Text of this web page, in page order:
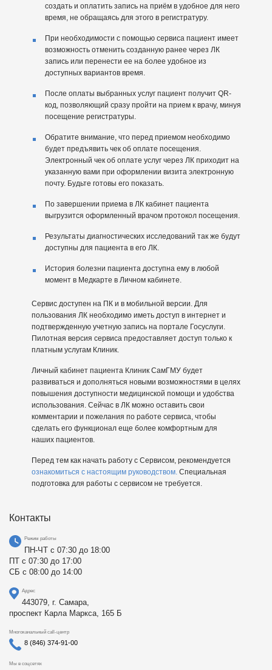
создать и оплатить запись на приём в удобное для него
время, не обращаясь для этого в регистратуру.
При необходимости с помощью сервиса пациент имеет
возможность отменить созданную ранее через ЛК
запись или перенести ее на более удобное из
доступных вариантов время.
После оплаты выбранных услуг пациент получит QR-
код, позволяющий сразу пройти на прием к врачу, минуя
посещение регистратуры.
Обратите внимание, что перед приемом необходимо
будет предъявить чек об оплате посещения.
Электронный чек об оплате услуг через ЛК приходит на
указанную вами при оформлении визита электронную
почту. Будьте готовы его показать.
По завершении приема в ЛК кабинет пациента
выгрузится оформленный врачом протокол посещения.
Результаты диагностических исследований так же будут
доступны для пациента в его ЛК.
История болезни пациента доступна ему в любой
момент в Медкарте в Личном кабинете.
Сервис доступен на ПК и в мобильной версии. Для
пользования ЛК необходимо иметь доступ в интернет и
подтвержденную учетную запись на портале Госуслуги.
Пилотная версия сервиса предоставляет доступ только к
платным услугам Клиник.
Личный кабинет пациента Клиник СамГМУ будет
развиваться и дополняться новыми возможностями в целях
повышения доступности медицинской помощи и удобства
использования. Сейчас в ЛК можно оставить свои
комментарии и пожелания по работе сервиса, чтобы
сделать его функционал еще более комфортным для
наших пациентов.
Перед тем как начать работу с Сервисом, рекомендуется
ознакомиться с настоящим руководством. Специальная
подготовка для работы с сервисом не требуется.
Контакты
Режим работы
ПН-ЧТ с 07:30 до 18:00
ПТ с 07:30 до 17:00
СБ с 08:00 до 14:00
Адрес
443079, г. Самара,
проспект Карла Маркса, 165 Б
Многоканальный call-центр
8 (846) 374-91-00
Мы в соцсетях